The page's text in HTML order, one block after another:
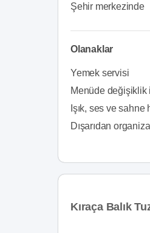
Şehir merkezinde
Olanaklar
Yemek servisi
Menüde değişiklik
Işık, ses ve sahne
Dışarıdan
Kıraça Balık